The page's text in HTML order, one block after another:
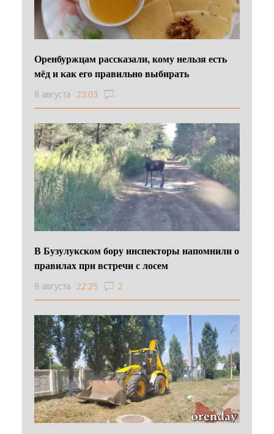
Оренбуржцам рассказали, кому нельзя есть
мёд и как его правильно выбирать
8 августа 23:03
В Бузулукском бору инспекторы напомнили о
правилах при встречи с лосем
8 августа 22:25 2